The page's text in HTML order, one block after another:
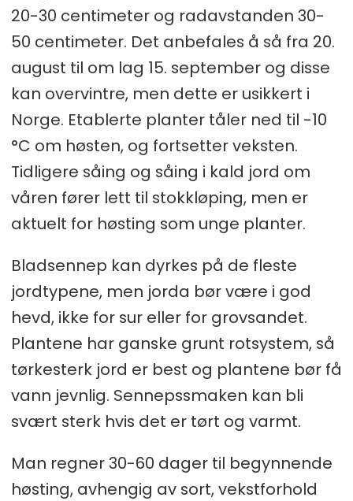
20-30 centimeter og radavstanden 30-
50 centimeter. Det anbefales å så fra 20.
august til om lag 15. september og disse
kan overvintre, men dette er usikkert i
Norge. Etablerte planter tåler ned til -10
°C om høsten, og fortsetter veksten.
Tidligere såing og såing i kald jord om
våren fører lett til stokkløping, men er
aktuelt for høsting som unge planter.
Bladsennep kan dyrkes på de fleste
jordtypene, men jorda bør være i god
hevd, ikke for sur eller for grovsandet.
Plantene har ganske grunt rotsystem, så
tørkesterk jord er best og plantene bør få
vann jevnlig. Sennepssmaken kan bli
svært sterk hvis det er tørt og varmt.
Man regner 30-60 dager til begynnende
høsting, avhengig av sort, vekstforhold